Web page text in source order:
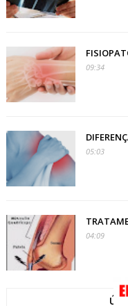
09:34
05:03
04:09